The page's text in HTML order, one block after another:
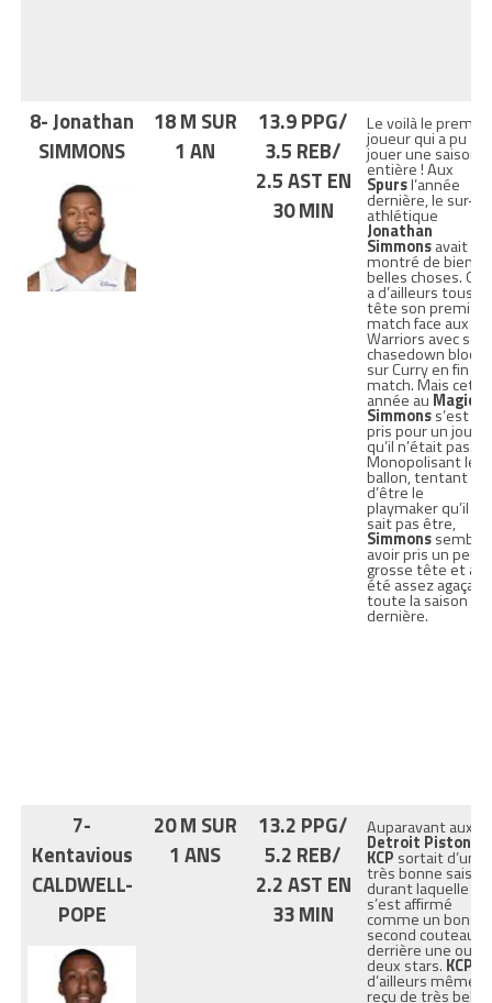
8- Jonathan
SIMMONS
18 M SUR
1 AN
13.9 PPG/
3.5 REB/
2.5 AST EN
30 MIN
Le voilà le premier
joueur qui a pu
jouer une saison
entière ! Aux
Spursl’année
dernière, le sur-
athlétique
Jonathan
Simmonsavait
montré de bien
belles choses. On
a d’ailleurs tous
tête son premier
match face aux
Warriors avec son
chasedown block
sur Curry en fin de
match. Mais cette
année au Magic
Simmonss’est
pris pour un
qu’il n’était pas.
Monopolisant le
ballon, tentant
d’être le
playmaker qu’il ne
sait pas être,
Simmonssemble
avoir pris un peu
grosse tête et a
été assez agaçant
toute la saison
dernière.
7-
Kentavious
CALDWELL-
POPE
20 M SUR
1 ANS
13.2 PPG/
5.2 REB/
2.2 AST EN
33 MIN
Auparavant aux
Detroit Pistons
KCP sortait d’une
très bonne saison
durant laquelle il
s’est affirmé
comme un bon
second couteau
derrière une ou
deux stars. KCP
d’ailleurs même
reçu de très